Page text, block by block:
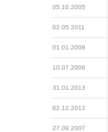
05.10.2005
02.05.2011
01.01.2008
10.07.2006
31.01.2013
02.12.2012
27.09.2007